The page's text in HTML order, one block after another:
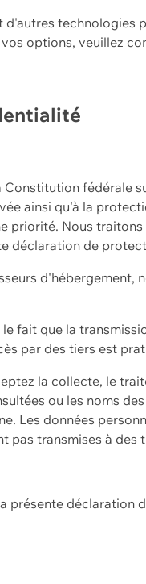
technologies
options, veuillez
fédérale
ainsi qu'à la
priorité. Nous
déclaration de
d'hébergement,
fait que la
par des tiers est
la collecte, le
ou les noms
Les données
pas transmises à des
présente déclaration